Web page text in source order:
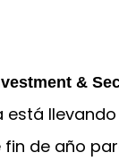
&
está
fin de año